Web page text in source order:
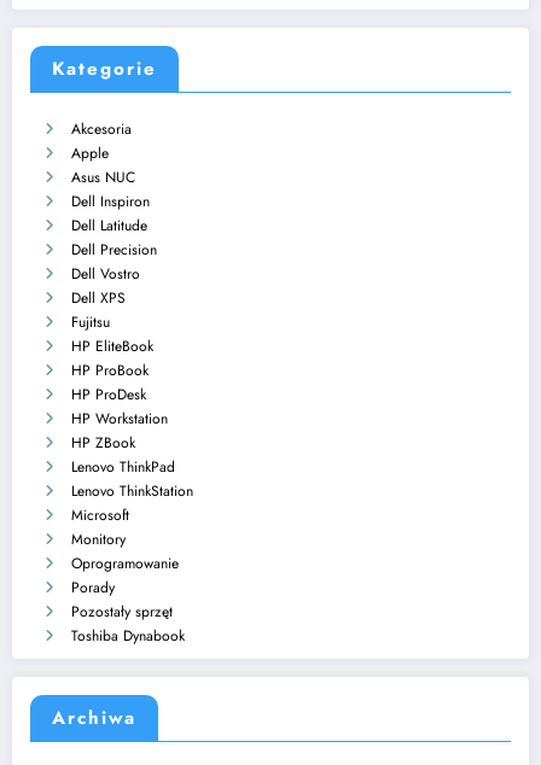
Kategorie
Akcesoria
Apple
Asus NUC
Dell Inspiron
Dell Latitude
Dell Precision
Dell Vostro
Dell XPS
Fujitsu
HP EliteBook
HP ProBook
HP ProDesk
HP Workstation
HP ZBook
Lenovo ThinkPad
Lenovo ThinkStation
Microsoft
Monitory
Oprogramowanie
Porady
Pozostały sprzęt
Toshiba Dynabook
Archiwa